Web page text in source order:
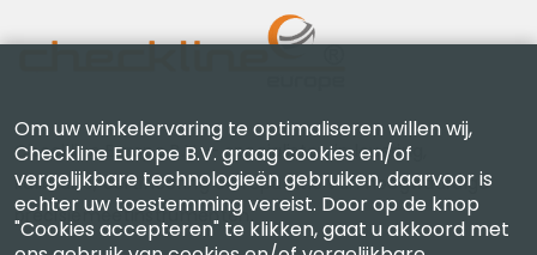
Checkline Europe B.V. — specialisten in levering,
kalibratie, certificering en reparatie van hoogwaardige
precisiemeetinstrumenten.
Om uw winkelervaring te optimaliseren willen wij,
Checkline Europe B.V. graag cookies en/of
vergelijkbare technologieën gebruiken, daarvoor is
echter uw toestemming vereist. Door op de knop
"Cookies accepteren" te klikken, gaat u akkoord met